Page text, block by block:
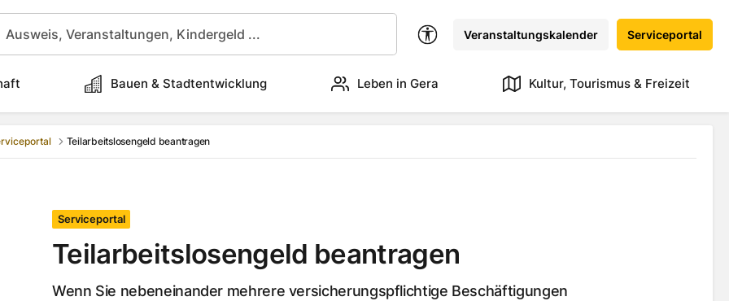
Veranstaltungskalender Serviceportal
Bauen & Stadtentwicklung Leben in Gera Kultur, Tourismus & Freizeit
Teilarbeitslosengeld beantragen
Serviceportal
Teilarbeitslosengeld beantragen
Wenn Sie nebeneinander mehrere versicherungspflichtige Beschäftigungen